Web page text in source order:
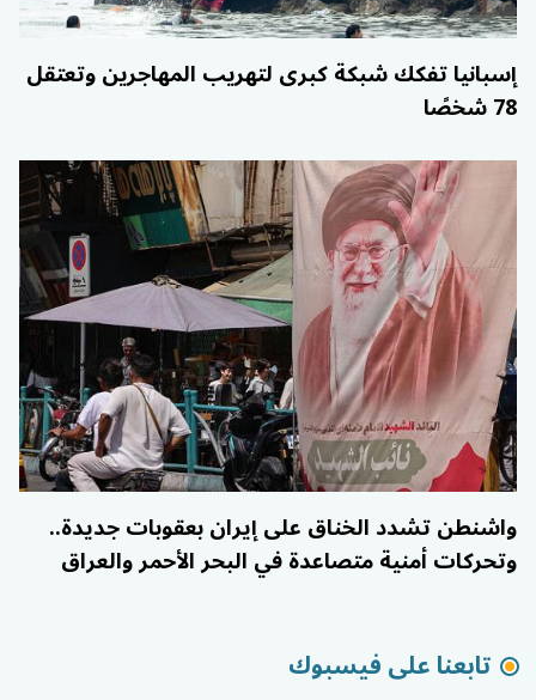
إسبانيا تفكك شبكة كبرى لتهريب المهاجرين وتعتقل
78 شخصًا
واشنطن تشدد الخناق على إيران بعقوبات جديدة..
وتحركات أمنية متصاعدة في البحر الأحمر والعراق
تابعنا على فيسبوك